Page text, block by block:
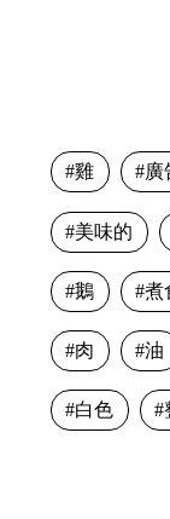
雞 廣
美味的
鵝 煮
肉 油
白色